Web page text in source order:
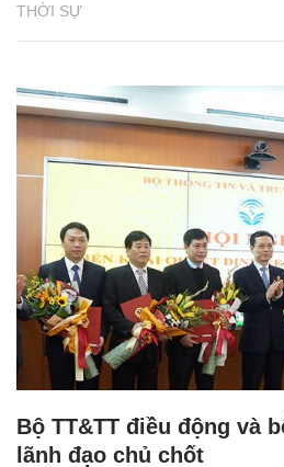
THỜI SỰ
Bộ TT&TT điều động và
lãnh đạo chủ chốt